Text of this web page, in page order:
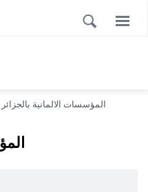
المؤسسات الالمانية بالجزائر